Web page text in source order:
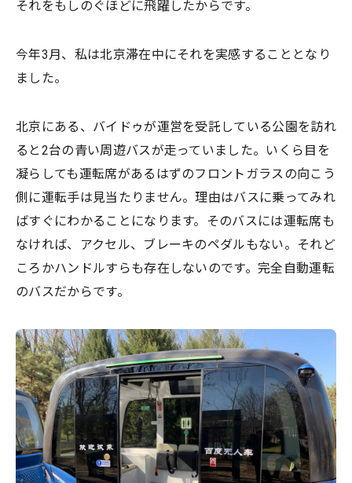
それをもしのぐほどに飛躍したからです。
今年3月、私は北京滞在中にそれを実感することとなり
ました。
北京にある、バイドゥが運営を受託している公園を訪れ
ると2台の青い周遊バスが走っていました。いくら目を
凝らしても運転席があるはずのフロントガラスの向こう
側に運転手は見当たりません。理由はバスに乗ってみれ
ばすぐにわかることになります。そのバスには運転席も
なければ、アクセル、ブレーキのペダルもない。それど
ころかハンドルすらも存在しないのです。完全自動運転
のバスだからです。